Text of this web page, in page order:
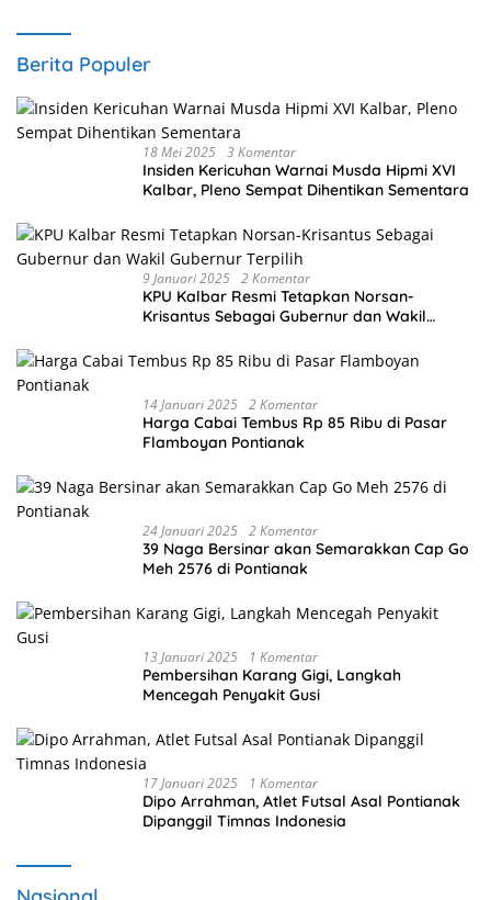
Berita Populer
18 Mei 2025 3 Komentar
Insiden Kericuhan Warnai Musda Hipmi XVI
Kalbar, Pleno Sempat Dihentikan Sementara
9 Januari 2025 2 Komentar
KPU Kalbar Resmi Tetapkan Norsan-
Krisantus Sebagai Gubernur dan Wakil
14 Januari 2025 2 Komentar
Harga Cabai Tembus Rp 85 Ribu di Pasar
Flamboyan Pontianak
24 Januari 2025 2 Komentar
39 Naga Bersinar akan Semarakkan Cap Go
Meh 2576 di Pontianak
13 Januari 2025 1 Komentar
Pembersihan Karang Gigi, Langkah
Mencegah Penyakit Gusi
17 Januari 2025 1 Komentar
Dipo Arrahman, Atlet Futsal Asal Pontianak
Dipanggil Timnas Indonesia